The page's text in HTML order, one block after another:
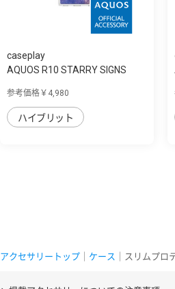
caseplay
AQUOS R10 STARRY SIGNS
参考価格￥4,980
ハイブリット
アクセサリートップ ケース ｜スリムプロ